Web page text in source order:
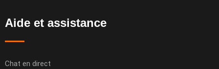
Aide et assistance
Chat en direct